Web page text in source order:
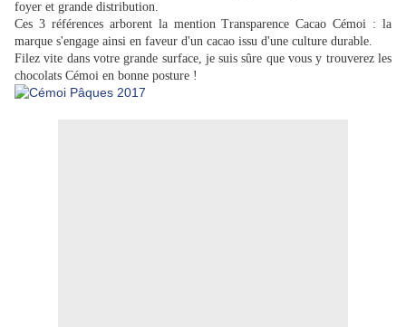
foyer et grande distribution.
Ces 3 références arborent la mention Transparence Cacao Cémoi : la
marque s'engage ainsi en faveur d'un cacao issu d'une culture durable.
Filez vite dans votre grande surface, je suis sûre que vous y trouverez les
chocolats Cémoi en bonne posture !